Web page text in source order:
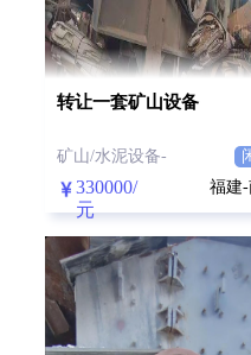
转让一套矿山设备
矿山/水泥设备-
330000/
元
福建